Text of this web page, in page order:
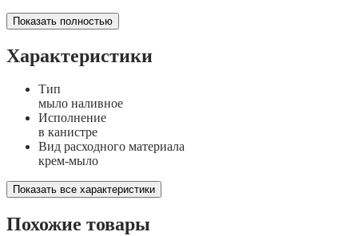
Показать полностью
Характеристики
Тип
мыло наливное
Исполнение
в канистре
Вид расходного материала
крем-мыло
Показать все характеристики
Похожие товары